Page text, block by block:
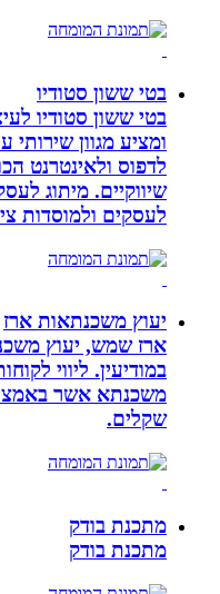
בטי ששון סטודיו
ומציע מגוון שירותי
לדפוס ולאינטרנט הכולל
שיווקיים. מיתוג לעסקים
לעסקים ולמוסדות ציבור.
יעוץ משכנתאות ארז
ארז שמש, יעוץ
במודיעין. ליווי לקוחות
משכנתא אשר באמצעותו
שקלים.
מתכנת בודק
מתכנת בודק